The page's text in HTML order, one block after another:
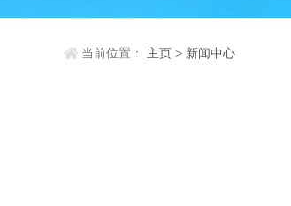
当前位置： 主页 > 新闻中心